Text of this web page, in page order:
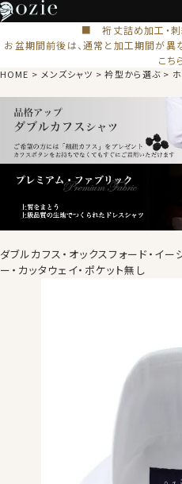
■ 裄丈詰め加工・
お盆期間前後は、通常と加工期間が異
こち
HOME メンズシャツ 衿型から選ぶ
ダブルカフス・オックスフォード・イ
ー・カッタウェイ・ポケット無し